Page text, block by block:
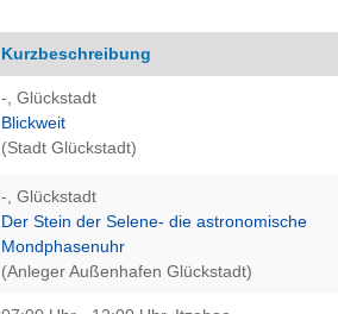
Kurzbeschreibung
-, Glückstadt
Blickweit
(Stadt Glückstadt)
-, Glückstadt
Der Stein der Selene- die astronomische
Mondphasenuhr
(Anleger Außenhafen Glückstadt)